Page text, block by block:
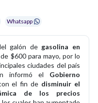
Whatsapp
galón de gasolina en
$600 para mayo, por lo
ciudades del país
informó el Gobierno
el fin de disminuir el
de los precios